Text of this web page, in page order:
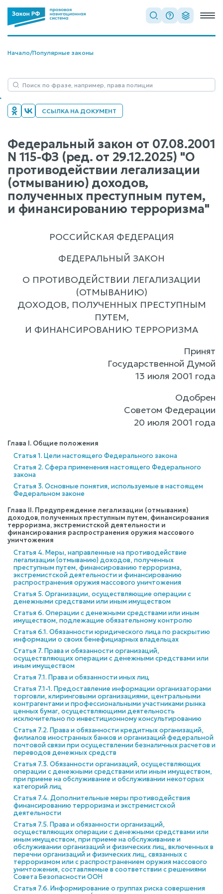
Начало/Популярные законы
ССЫЛКА НА ДОКУМЕНТ
Федеральный закон от 07.08.2001
N 115-ФЗ (ред. от 29.12.2025) "О
противодействии легализации
(отмыванию) доходов,
полученных преступным путем,
и финансированию терроризма"
РОССИЙСКАЯ ФЕДЕРАЦИЯ
ФЕДЕРАЛЬНЫЙ ЗАКОН
О ПРОТИВОДЕЙСТВИИ ЛЕГАЛИЗАЦИИ
(ОТМЫВАНИЮ)
ДОХОДОВ, ПОЛУЧЕННЫХ ПРЕСТУПНЫМ
ПУТЕМ,
И ФИНАНСИРОВАНИЮ ТЕРРОРИЗМА
Принят
Государственной Думой
13 июля 2001 года
Одобрен
Советом Федерации
20 июля 2001 года
Глава I. Общие положения
Статья 1. Цели настоящего Федерального закона
Статья 2. Сфера применения настоящего Федерального
закона
Статья 3. Основные понятия, используемые в настоящем
Федеральном законе
Глава II. Предупреждение легализации (отмывания)
доходов, полученных преступным путем, финансирования
терроризма, экстремистской деятельности и
финансирования распространения оружия массового
уничтожения
Статья 4. Меры, направленные на противодействие
легализации (отмыванию) доходов, полученных
преступным путем, финансированию терроризма,
экстремистской деятельности и финансированию
распространения оружия массового уничтожения
Статья 5. Организации, осуществляющие операции с
денежными средствами или иным имуществом
Статья 6. Операции с денежными средствами или иным
имуществом, подлежащие обязательному контролю
Статья 6.1. Обязанности юридического лица по раскрытию
информации о своих бенефициарных владельцах
Статья 7. Права и обязанности организаций,
осуществляющих операции с денежными средствами или
иным имуществом
Статья 7.1. Права и обязанности иных лиц
Статья 7.1-1. Предоставление информации организаторами
торговли, клиринговыми организациями, центральными
контрагентами и профессиональными участниками рынка
ценных бумаг, осуществляющими деятельность
исключительно по инвестиционному консультированию
Статья 7.2. Права и обязанности кредитных организаций,
филиалов иностранных банков и организаций федеральной
почтовой связи при осуществлении безналичных расчетов и
переводов денежных средств
Статья 7.3. Обязанности организаций, осуществляющих
операции с денежными средствами или иным имуществом,
при приеме на обслуживание и обслуживании некоторых
категорий лиц
Статья 7.4. Дополнительные меры противодействия
финансированию терроризма и экстремистской
деятельности
Статья 7.5. Права и обязанности организаций,
осуществляющих операции с денежными средствами или
иным имуществом, при приеме на обслуживание и
обслуживании организаций и физических лиц, включенных в
перечни организаций и физических лиц, связанных с
терроризмом или с распространением оружия массового
уничтожения, составляемые в соответствии с решениями
Совета Безопасности ООН
Статья 7.6. Информирование о группах риска совершения